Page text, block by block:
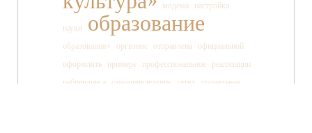
модема настройка
науки образование
образования» оргвзнос отправлена
официальной
оформлять
примере профессиональное
реализации
ребрендинга
самоопределение сетях
социальная